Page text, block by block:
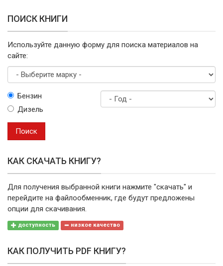
ПОИСК КНИГИ
Используйте данную форму для поиска материалов на
сайте:
маркуБензин
Дизель
Поиск
КАК СКАЧАТЬ КНИГУ?
Для получения выбранной книги нажмите "скачать" и
перейдите на файлообменник, где будут предложены
опции для скачивания.
доступность низкое качество
КАК ПОЛУЧИТЬ PDF КНИГУ?